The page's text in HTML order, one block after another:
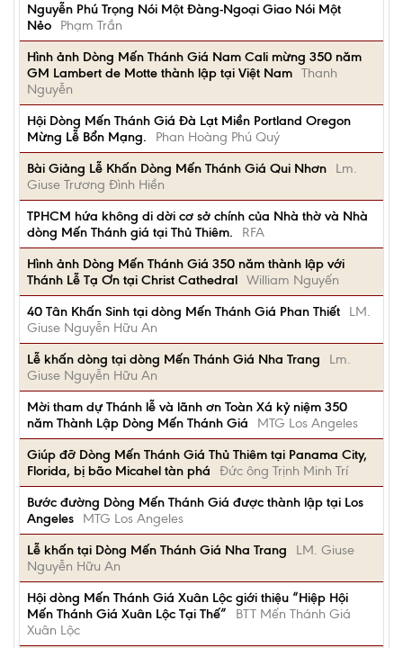
Nguyễn Phú Trọng Nói Một Đàng-Ngoại Giao Nói Một
Nẻo
Phạm Trần
Hình ảnh Dòng Mến Thánh Giá Nam Cali mừng 350 năm
GM Lambert de Motte thành lập tại Việt Nam Thanh
Nguyễn
Hội Dòng Mến Thánh Giá Đà Lạt Miền Portland Oregon
Mừng Lễ Bổn Mạng.
Phan Hoàng Phú Quý
Bài Giảng Lễ Khấn Dòng Mến Thánh Giá Qui Nhơn
Lm.
Giuse Trương Đình Hiền
TPHCM hứa không di dời cơ sở chính của Nhà thờ và Nhà
dòng Mến Thánh giá tại Thủ Thiêm.
RFA
Hình ảnh Dòng Mến Thánh Giá 350 năm thành lập với
Thánh Lễ Tạ Ơn tại Christ Cathedral William Nguyến
40 Tân Khấn Sinh tại dòng Mến Thánh Giá Phan Thiết
LM.
Giuse Nguyễn Hữu An
Lễ khấn dòng tại dòng Mến Thánh Giá Nha Trang
Lm.
Giuse Nguyễn Hữu An
Mời tham dự Thánh lễ và lãnh ơn Toàn Xá kỷ niệm 350
năm Thành Lập Dòng Mến Thánh Giá
MTG Los Angeles
Giúp đỡ Dòng Mến Thánh Giá Thủ Thiêm tại Panama City,
Florida, bị bão Micahel tàn phá
Đức ông Trịnh Minh Trí
Bước đường Dòng Mến Thánh Giá được thành lập tại Los
Angeles
MTG Los Angeles
Lễ khấn tại Dòng Mến Thánh Giá Nha Trang
LM. Giuse
Nguyễn Hữu An
Hội dòng Mến Thánh Giá Xuân Lộc giới thiệu “Hiệp Hội
Mến Thánh Giá Xuân Lộc Tại Thế”
BTT Mến Thánh Giá
Xuân Lộc